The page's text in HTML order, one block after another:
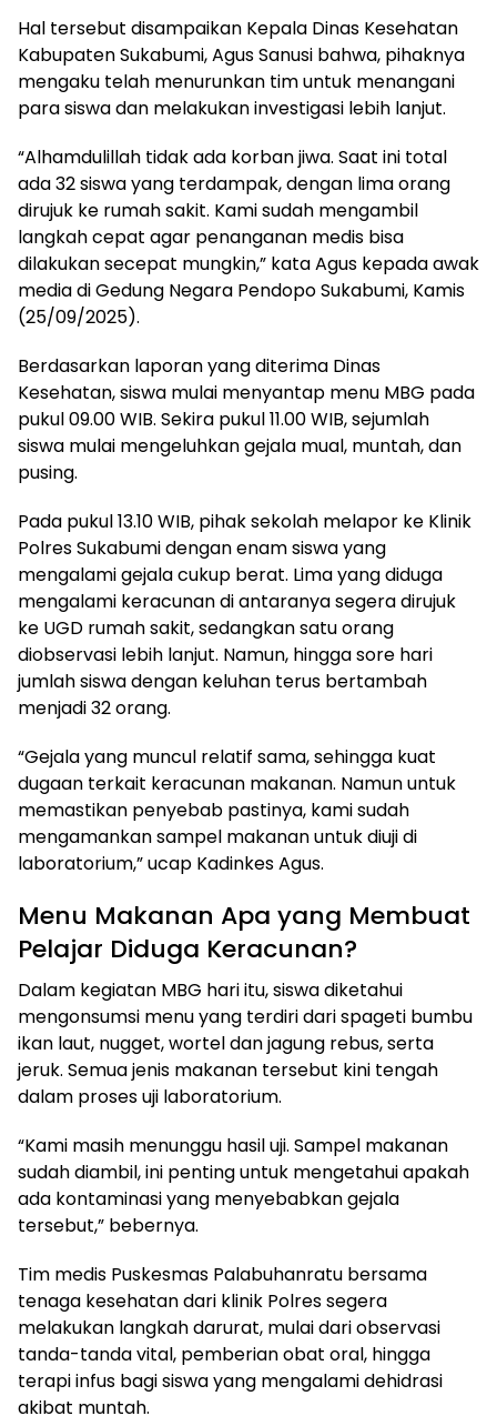
Hal tersebut disampaikan Kepala Dinas Kesehatan
Kabupaten Sukabumi, Agus Sanusi bahwa, pihaknya
mengaku telah menurunkan tim untuk menangani
para siswa dan melakukan investigasi lebih lanjut.
“Alhamdulillah tidak ada korban jiwa. Saat ini total
ada 32 siswa yang terdampak, dengan lima orang
dirujuk ke rumah sakit. Kami sudah mengambil
langkah cepat agar penanganan medis bisa
dilakukan secepat mungkin,” kata Agus kepada awak
media di Gedung Negara Pendopo Sukabumi, Kamis
(25/09/2025).
Berdasarkan laporan yang diterima Dinas
Kesehatan, siswa mulai menyantap menu MBG pada
pukul 09.00 WIB. Sekira pukul 11.00 WIB, sejumlah
siswa mulai mengeluhkan gejala mual, muntah, dan
pusing.
Pada pukul 13.10 WIB, pihak sekolah melapor ke Klinik
Polres Sukabumi dengan enam siswa yang
mengalami gejala cukup berat. Lima yang diduga
mengalami keracunan di antaranya segera dirujuk
ke UGD rumah sakit, sedangkan satu orang
diobservasi lebih lanjut. Namun, hingga sore hari
jumlah siswa dengan keluhan terus bertambah
menjadi 32 orang.
“Gejala yang muncul relatif sama, sehingga kuat
dugaan terkait keracunan makanan. Namun untuk
memastikan penyebab pastinya, kami sudah
mengamankan sampel makanan untuk diuji di
laboratorium,” ucap Kadinkes Agus.
Menu Makanan Apa yang Membuat
Pelajar Diduga Keracunan?
Dalam kegiatan MBG hari itu, siswa diketahui
mengonsumsi menu yang terdiri dari spageti bumbu
ikan laut, nugget, wortel dan jagung rebus, serta
jeruk. Semua jenis makanan tersebut kini tengah
dalam proses uji laboratorium.
“Kami masih menunggu hasil uji. Sampel makanan
sudah diambil, ini penting untuk mengetahui apakah
ada kontaminasi yang menyebabkan gejala
tersebut,” bebernya.
Tim medis Puskesmas Palabuhanratu bersama
tenaga kesehatan dari klinik Polres segera
melakukan langkah darurat, mulai dari observasi
tanda-tanda vital, pemberian obat oral, hingga
terapi infus bagi siswa yang mengalami dehidrasi
akibat muntah.